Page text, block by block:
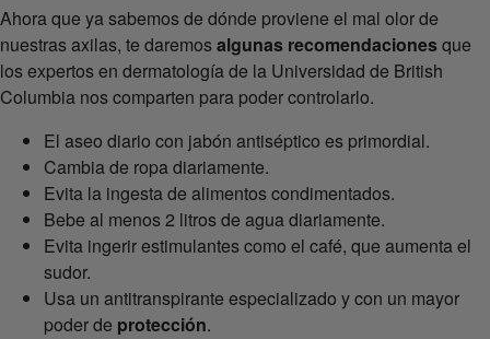
Ahora que ya sabemos de dónde proviene el mal olor de
nuestras axilas, te daremosalgunas recomendacionesque
los expertos en dermatología de la Universidad de British
Columbia nos comparten para poder controlarlo.
El aseo diario con jabón antiséptico es primordial.
Cambia de ropa diariamente.
Evita la ingesta de alimentos condimentados.
Bebe al menos 2 litros de agua diariamente.
Evita ingerir estimulantes como el café, que aumenta el
sudor.
Usa un antitranspirante especializado y con un mayor
poder de protección.